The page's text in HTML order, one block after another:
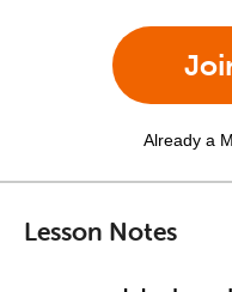
Already a
Lesson Notes